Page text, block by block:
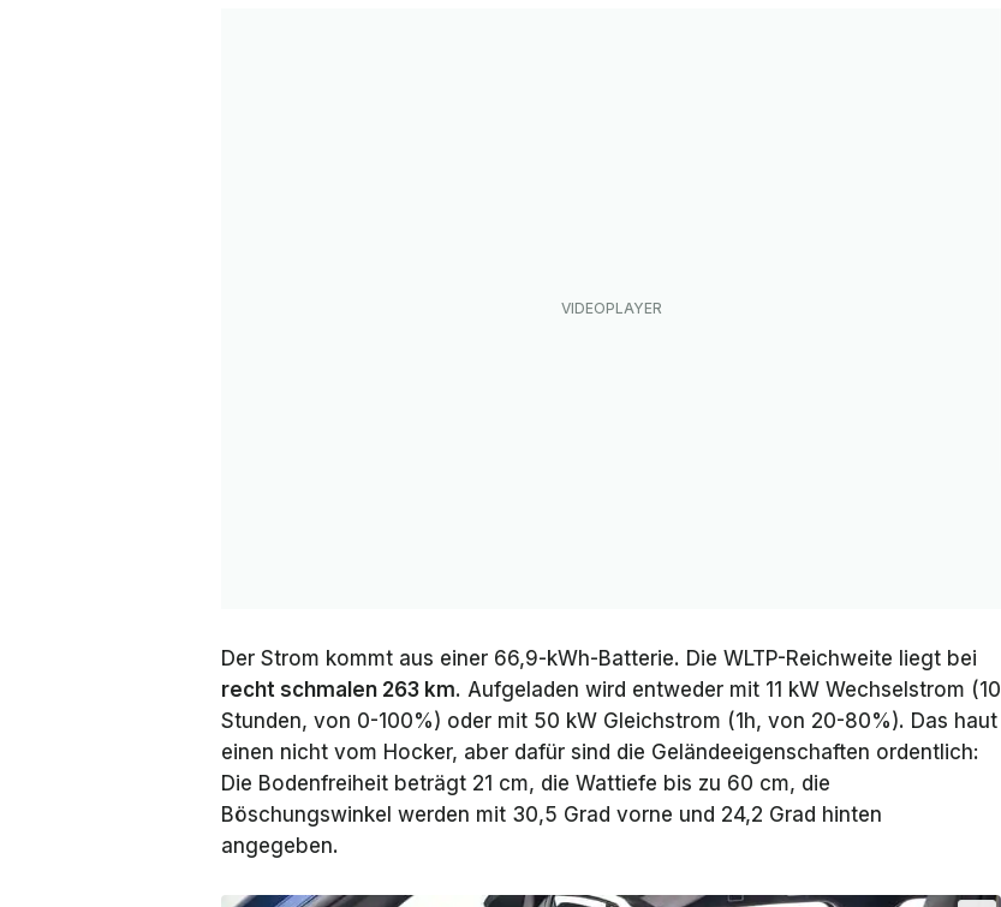
Der Strom kommt aus einer 66,9-kWh-Batterie. Die WLTP-Reichweite liegt bei
recht schmalen 263 km. Aufgeladen wird entweder mit 11 kW Wechselstrom (10
Stunden, von 0-100%) oder mit 50 kW Gleichstrom (1h, von 20-80%). Das haut
einen nicht vom Hocker, aber dafür sind die Geländeeigenschaften ordentlich:
Die Bodenfreiheit beträgt 21 cm, die Wattiefe bis zu 60 cm, die
Böschungswinkel werden mit 30,5 Grad vorne und 24,2 Grad hinten
angegeben.